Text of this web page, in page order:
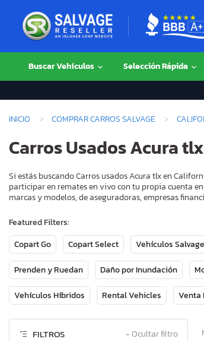
Buscar Vehículos Selección Rápida
INICIO COMPRAR CARROS SALVAGE
Carros Usados Acura
Si estás buscando Carros usados Acura tlx en
participar en remates en vivo con tu propia cuenta
marcas y modelos, de aseguradoras, empresas
Featured Filters:
Copart Go
Copart Select Vehículos
Prenden y Ruedan Daño por Inundación
Vehículos Híbridos Rental Vehicles Venta
FILTROS −Ocultar filtro